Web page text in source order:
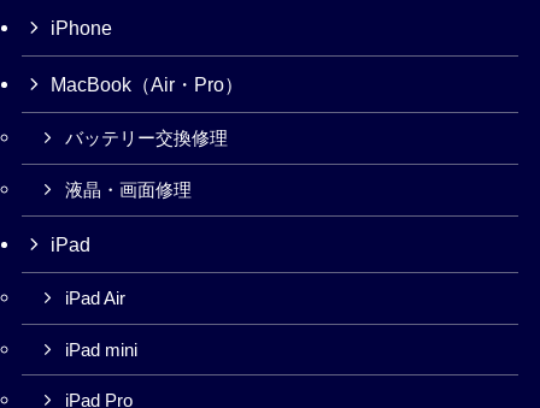
iPhone
MacBook（Air・Pro）
バッテリー交換修理
液晶・画面修理
iPad
iPad Air
iPad mini
iPad Pro